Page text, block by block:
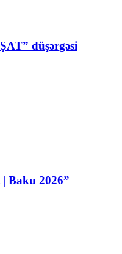
düşərgəsi
Baku 2026”